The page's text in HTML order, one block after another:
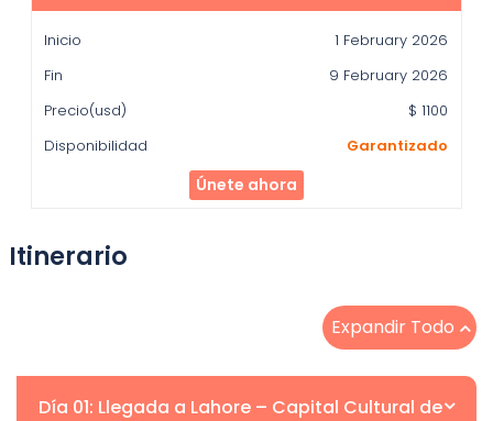
1 February 2026
9 February 2026
$ 1100
Garantizado
Únete ahora
Itinerario
Expandir Todo
Día 01: Llegada a Lahore – Capital Cultural de